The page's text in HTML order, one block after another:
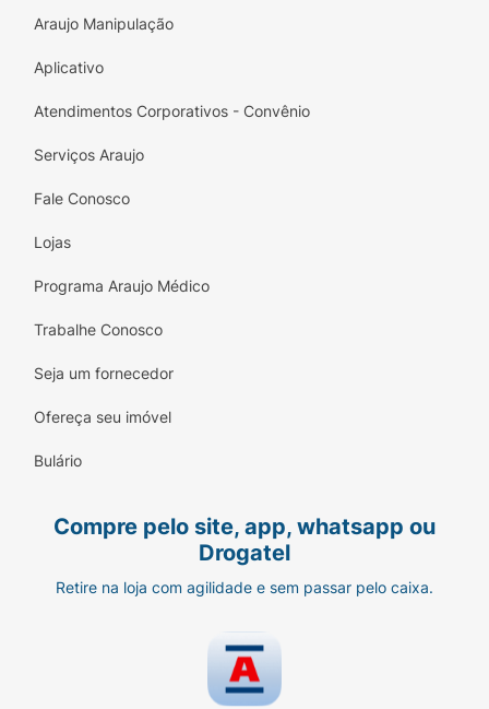
Araujo Manipulação
Aplicativo
Atendimentos Corporativos - Convênio
Serviços Araujo
Fale Conosco
Lojas
Programa Araujo Médico
Trabalhe Conosco
Seja um fornecedor
Ofereça seu imóvel
Bulário
Compre pelo site, app, whatsapp ou
Drogatel
Retire na loja com agilidade e sem passar pelo caixa.